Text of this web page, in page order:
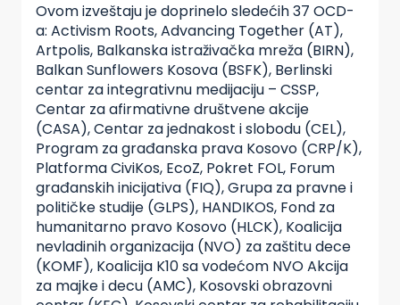
Ovom izveštaju je doprinelo sledećih 37 OCD-
a: Activism Roots, Advancing Together (AT),
Artpolis, Balkanska istraživačka mreža (BIRN),
Balkan Sunflowers Kosova (BSFK), Berlinski
centar za integrativnu medijaciju – CSSP,
Centar za afirmativne društvene akcije
(CASA), Centar za jednakost i slobodu (CEL),
Program za građanska prava Kosovo (CRP/K),
Platforma CiviKos, EcoZ, Pokret FOL, Forum
građanskih inicijativa (FIQ), Grupa za pravne i
političke studije (GLPS), HANDIKOS, Fond za
humanitarno pravo Kosovo (HLCK), Koalicija
nevladinih organizacija (NVO) za zaštitu dece
(KOMF), Koalicija K10 sa vodećom NVO Akcija
za majke i decu (AMC), Kosovski obrazovni